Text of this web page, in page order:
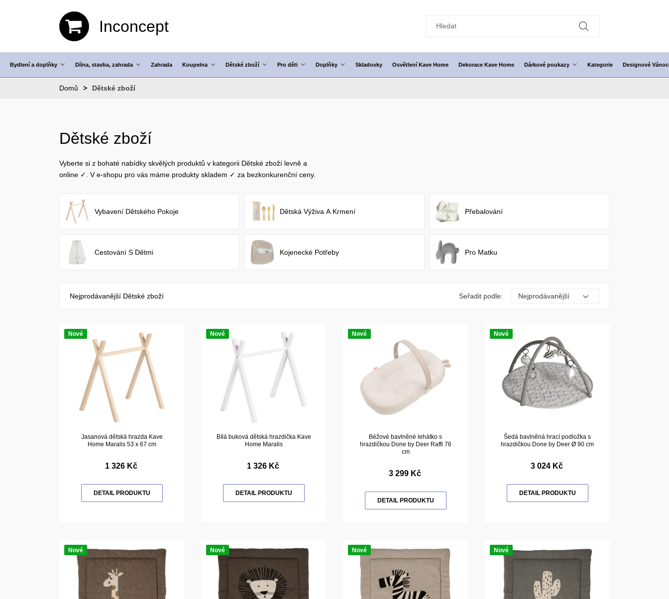
Inconcept
Bydlení a doplňky Dílna, stavba, zahrada Zahrada Koupelna Dětské zboží Pro děti Doplňky Skladovky Osvětlení Kave Home Dekorace Kave Home Dárkové poukazy Kategorie Designové
Domů Dětské zboží
Dětské zboží
Vyberte si z bohaté nabídky skvělých produktů v kategorii Dětské zboží levně a
online ✓. V e-shopu pro vás máme produkty skladem ✓ za bezkonkurenční ceny.
Vybavení Dětského Pokoje Dětská Výživa A Krmení Přebalování
Cestování S Dětmi Kojenecké Potřeby Pro Matku
Nejprodávanější Dětské zboží Seřadit podle:
Nové
Jasanová dětská hrazda Kave
Home Maralis 53 x 67 cm
1 326 Kč
DETAIL PRODUKTU
Nové
Bílá buková dětská hrazdička Kave
Home Maralis
1 326 Kč
DETAIL PRODUKTU
Nové
Béžové bavlněné lehátko s
hrazdičkou Done by Deer Raffi 76
cm
3 299 Kč
DETAIL PRODUKTU
Nové
Šedá bavlněná hrací podložka s
hrazdičkou Done by Deer Ø 90 cm
3 024 Kč
DETAIL PRODUKTU
Nové Nové Nové Nové